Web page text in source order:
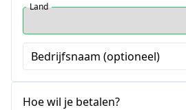
Land
Bedrijfsnaam (optioneel)
Hoe wil je betalen?